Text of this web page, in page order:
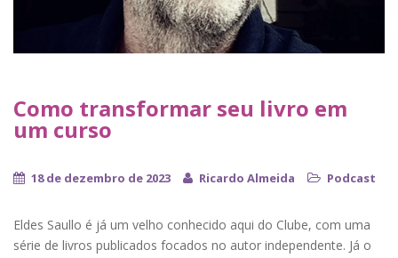
Como transformar seu livro em
um curso
18 de dezembro de 2023 Ricardo Almeida Podcast
Eldes Saullo é já um velho conhecido aqui do Clube, com uma
série de livros publicados focados no autor independente. Já o